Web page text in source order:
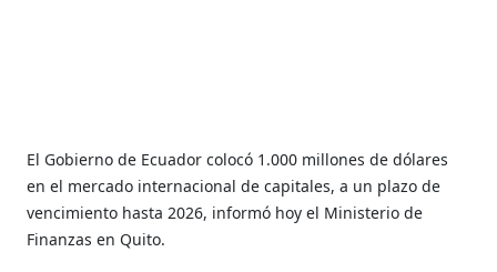
El Gobierno de Ecuador colocó 1.000 millones de dólares
en el mercado internacional de capitales, a un plazo de
vencimiento hasta 2026, informó hoy el Ministerio de
Finanzas en Quito.